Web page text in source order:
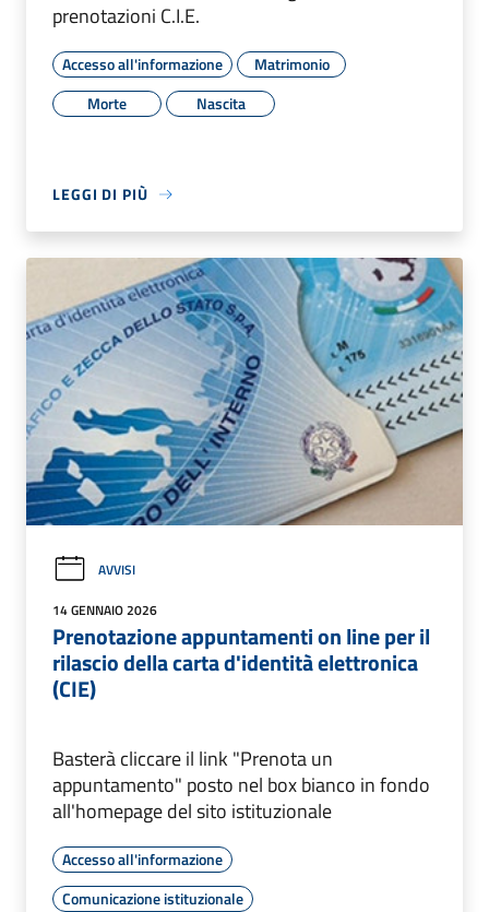
prenotazioni C.I.E.
Accesso all'informazione
Matrimonio
Morte
Nascita
LEGGI DI PIÙ
AVVISI
14 GENNAIO 2026
Prenotazione appuntamenti on line per il
rilascio della carta d'identità elettronica
(CIE)
Basterà cliccare il link "Prenota un
appuntamento" posto nel box bianco in fondo
all'homepage del sito istituzionale
Accesso all'informazione
Comunicazione istituzionale